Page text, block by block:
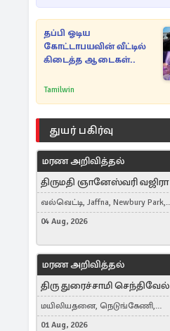
தப்பி ஓடிய
கோட்டாபயவின் வீட்டில்
கிடைத்த ஆடைகள்..
Tamilwin
துயர் பகிர்வு
மரண அறிவித்தல்
திருமதி ஞானேஸ்வரி வஜிரா
வல்வெட்டி, Jaffna, Newbury Park,
United Kingdom
04 Aug, 2026
மரண அறிவித்தல்
திரு துரைச்சாமி செந்திவேல்
மயிலியதனை, நெடுங்கேணி,
கம்பர்மலை
01 Aug, 2026